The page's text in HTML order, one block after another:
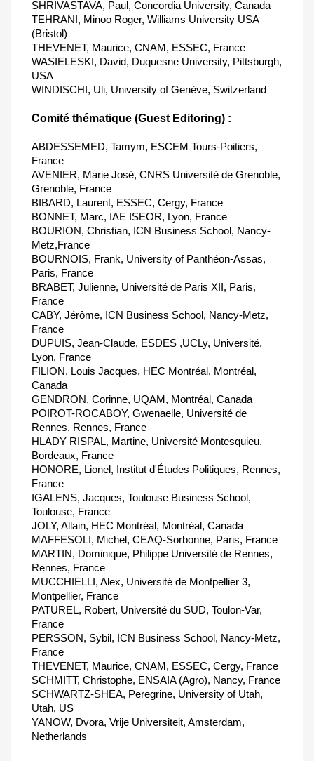
SHRIVASTAVA, Paul, Concordia University, Canada
TEHRANI, Minoo Roger, Williams University USA
(Bristol)
THEVENET, Maurice, CNAM, ESSEC, France
WASIELESKI, David, Duquesne University, Pittsburgh,
USA
WINDISCHI, Uli, University of Genève, Switzerland
Comité thématique (Guest Editoring) :
ABDESSEMED, Tamym, ESCEM Tours-Poitiers,
France
AVENIER, Marie José, CNRS Université de Grenoble,
Grenoble, France
BIBARD, Laurent, ESSEC, Cergy, France
BONNET, Marc, IAE ISEOR, Lyon, France
BOURION, Christian, ICN Business School, Nancy-
Metz,France
BOURNOIS, Frank, University of Panthéon-Assas,
Paris, France
BRABET, Julienne, Université de Paris XII, Paris,
France
CABY, Jérôme, ICN Business School, Nancy-Metz,
France
DUPUIS, Jean-Claude, ESDES ,UCLy, Université,
Lyon, France
FILION, Louis Jacques, HEC Montréal, Montréal,
Canada
GENDRON, Corinne, UQAM, Montréal, Canada
POIROT-ROCABOY, Gwenaelle, Université de
Rennes, Rennes, France
HLADY RISPAL, Martine, Université Montesquieu,
Bordeaux, France
HONORE, Lionel, Institut d'Études Politiques, Rennes,
France
IGALENS, Jacques, Toulouse Business School,
Toulouse, France
JOLY, Allain, HEC Montréal, Montréal, Canada
MAFFESOLI, Michel, CEAQ-Sorbonne, Paris, France
MARTIN, Dominique, Philippe Université de Rennes,
Rennes, France
MUCCHIELLI, Alex, Université de Montpellier 3,
Montpellier, France
PATUREL, Robert, Université du SUD, Toulon-Var,
France
PERSSON, Sybil, ICN Business School, Nancy-Metz,
France
THEVENET, Maurice, CNAM, ESSEC, Cergy, France
SCHMITT, Christophe, ENSAIA (Agro), Nancy, France
SCHWARTZ-SHEA, Peregrine, University of Utah,
Utah, US
YANOW, Dvora, Vrije Universiteit, Amsterdam,
Netherlands